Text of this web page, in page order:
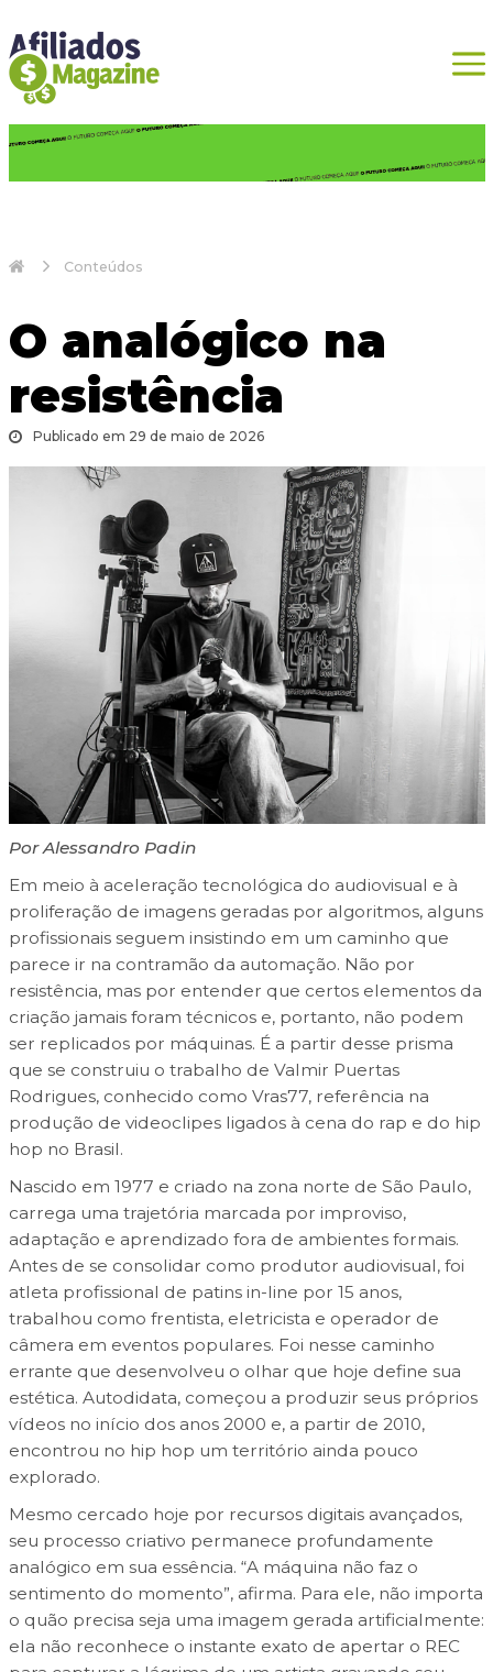
Conteúdos
O analógico na
resistência
Publicado em 29 de maio de 2026
Por Alessandro Padin
Em meio à aceleração tecnológica do audiovisual e à
proliferação de imagens geradas por algoritmos, alguns
profissionais seguem insistindo em um caminho que
parece ir na contramão da automação. Não por
resistência, mas por entender que certos elementos da
criação jamais foram técnicos e, portanto, não podem
ser replicados por máquinas. É a partir desse prisma
que se construiu o trabalho de Valmir Puertas
Rodrigues, conhecido como Vras77, referência na
produção de videoclipes ligados à cena do rap e do hip
hop no Brasil.
Nascido em 1977 e criado na zona norte de São Paulo,
carrega uma trajetória marcada por improviso,
adaptação e aprendizado fora de ambientes formais.
Antes de se consolidar como produtor audiovisual, foi
atleta profissional de patins in-line por 15 anos,
trabalhou como frentista, eletricista e operador de
câmera em eventos populares. Foi nesse caminho
errante que desenvolveu o olhar que hoje define sua
estética. Autodidata, começou a produzir seus próprios
vídeos no início dos anos 2000 e, a partir de 2010,
encontrou no hip hop um território ainda pouco
explorado.
Mesmo cercado hoje por recursos digitais avançados,
seu processo criativo permanece profundamente
analógico em sua essência. “A máquina não faz o
sentimento do momento”, afirma. Para ele, não importa
o quão precisa seja uma imagem gerada artificialmente:
ela não reconhece o instante exato de apertar o REC